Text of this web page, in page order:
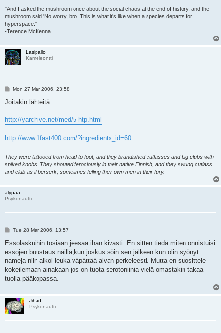
"And I asked the mushroom once about the social chaos at the end of history, and the
mushroom said 'No worry, bro. This is what it's like when a species departs for
hyperspace."
-Terence McKenna
Lasipallo
Kameleontti
P
s
Mon 27 Mar 2006, 23:58
Joitakin lähteitä:
http://yarchive.net/med/5-htp.html
http://www.1fast400.com/?ingredients_id=60
They were tattooed from head to foot, and they brandished cutlasses and big clubs with
spiked knobs. They shouted ferociously in their native Finnish, and they swung cutlass
and club as if berserk, sometimes felling their own men in their fury.
alypaa
Psykonautti
P
s
Tue 28 Mar 2006, 13:57
Essolaskuihin tosiaan jeesaa ihan kivasti. En sitten tiedä miten onnistuisi
essojen buustaus näillä,kun joskus söin sen jälkeen kun olin syönyt
nameja niin alkoi leuka väpättää aivan perkeleesti. Mutta en suosittele
kokeilemaan ainakaan jos on tuota serotoniinia vielä omastakin takaa
tuolla pääkopassa.
Jihad
Psykonautti